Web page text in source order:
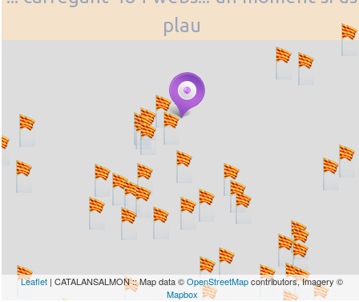
plau
Leaflet | CATALANSALMON :: Map data ©OpenStreetMapcontributors, Imagery ©
Mapbox